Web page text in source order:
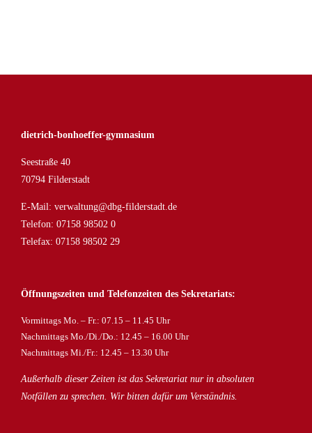
dietrich-bonhoeffer-gymnasium
Seestraße 40
70794 Filderstadt
E-Mail: verwaltung@dbg-filderstadt.de
Telefon: 07158 98502 0
Telefax: 07158 98502 29
Öffnungszeiten und Telefonzeiten des Sekretariats:
Vormittags Mo. – Fr.: 07.15 – 11.45 Uhr
Nachmittags Mo./Di./Do.: 12.45 – 16.00 Uhr
Nachmittags Mi./Fr.: 12.45 – 13.30 Uhr
Außerhalb dieser Zeiten ist das Sekretariat nur in absoluten
Notfällen zu sprechen. Wir bitten dafür um Verständnis.